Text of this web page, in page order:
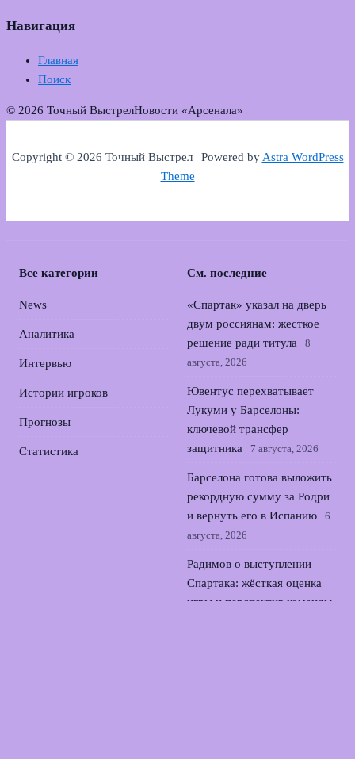
Навигация
Главная
Поиск
© 2026 Точный ВыстрелНовости «Арсенала»
Copyright © 2026 Точный Выстрел | Powered byAstra WordPress
Theme
Все категории
News
Аналитика
Интервью
Истории игроков
Прогнозы
Статистика
См. последние
«Спартак» указал на дверь
двум россиянам: жесткое
решение ради титула
8
августа, 2026
Ювентус перехватывает
Лукуми у Барселоны:
ключевой трансфер
защитника
7 августа, 2026
Барселона готова выложить
рекордную сумму за Родри
и вернуть его в Испанию
6
августа, 2026
Радимов о выступлении
Спартака: жёсткая оценка
игры и перспектив команды